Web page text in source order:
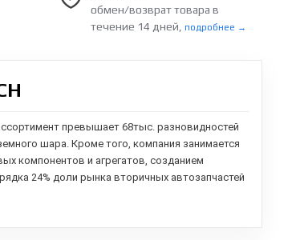
обмен/возврат товара в
течение 14 дней,
подробнее →
превышает 68тыс. разновидностей
шара. Кроме того, компания занимается
компонентов и агрегатов, созданием
24% доли рынка вторичных автозапчастей